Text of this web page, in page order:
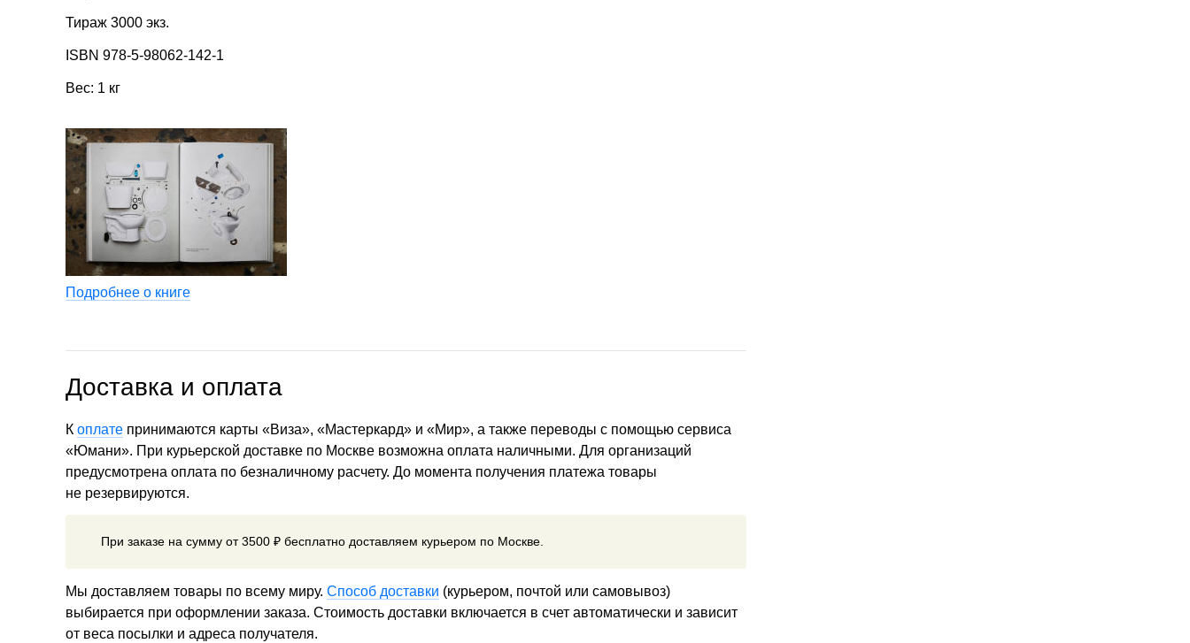
Тираж 3000 экз.
ISBN 978-5-98062-142-1
Вес: 1 кг
Подробнее о книге
Доставка и оплата
К оплате принимаются карты «Виза», «Мастеркард» и «Мир», а также переводы с помощью сервиса
«Юмани». При курьерской доставке по Москве возможна оплата наличными. Для организаций
предусмотрена оплата по безналичному расчету. До момента получения платежа товары
не резервируются.
При заказе на сумму от 3500 ₽ бесплатно доставляем курьером по Москве.
Мы доставляем товары по всему миру. Способ доставки (курьером, почтой или самовывоз)
выбирается при оформлении заказа. Стоимость доставки включается в счет автоматически и зависит
от веса посылки и адреса получателя.